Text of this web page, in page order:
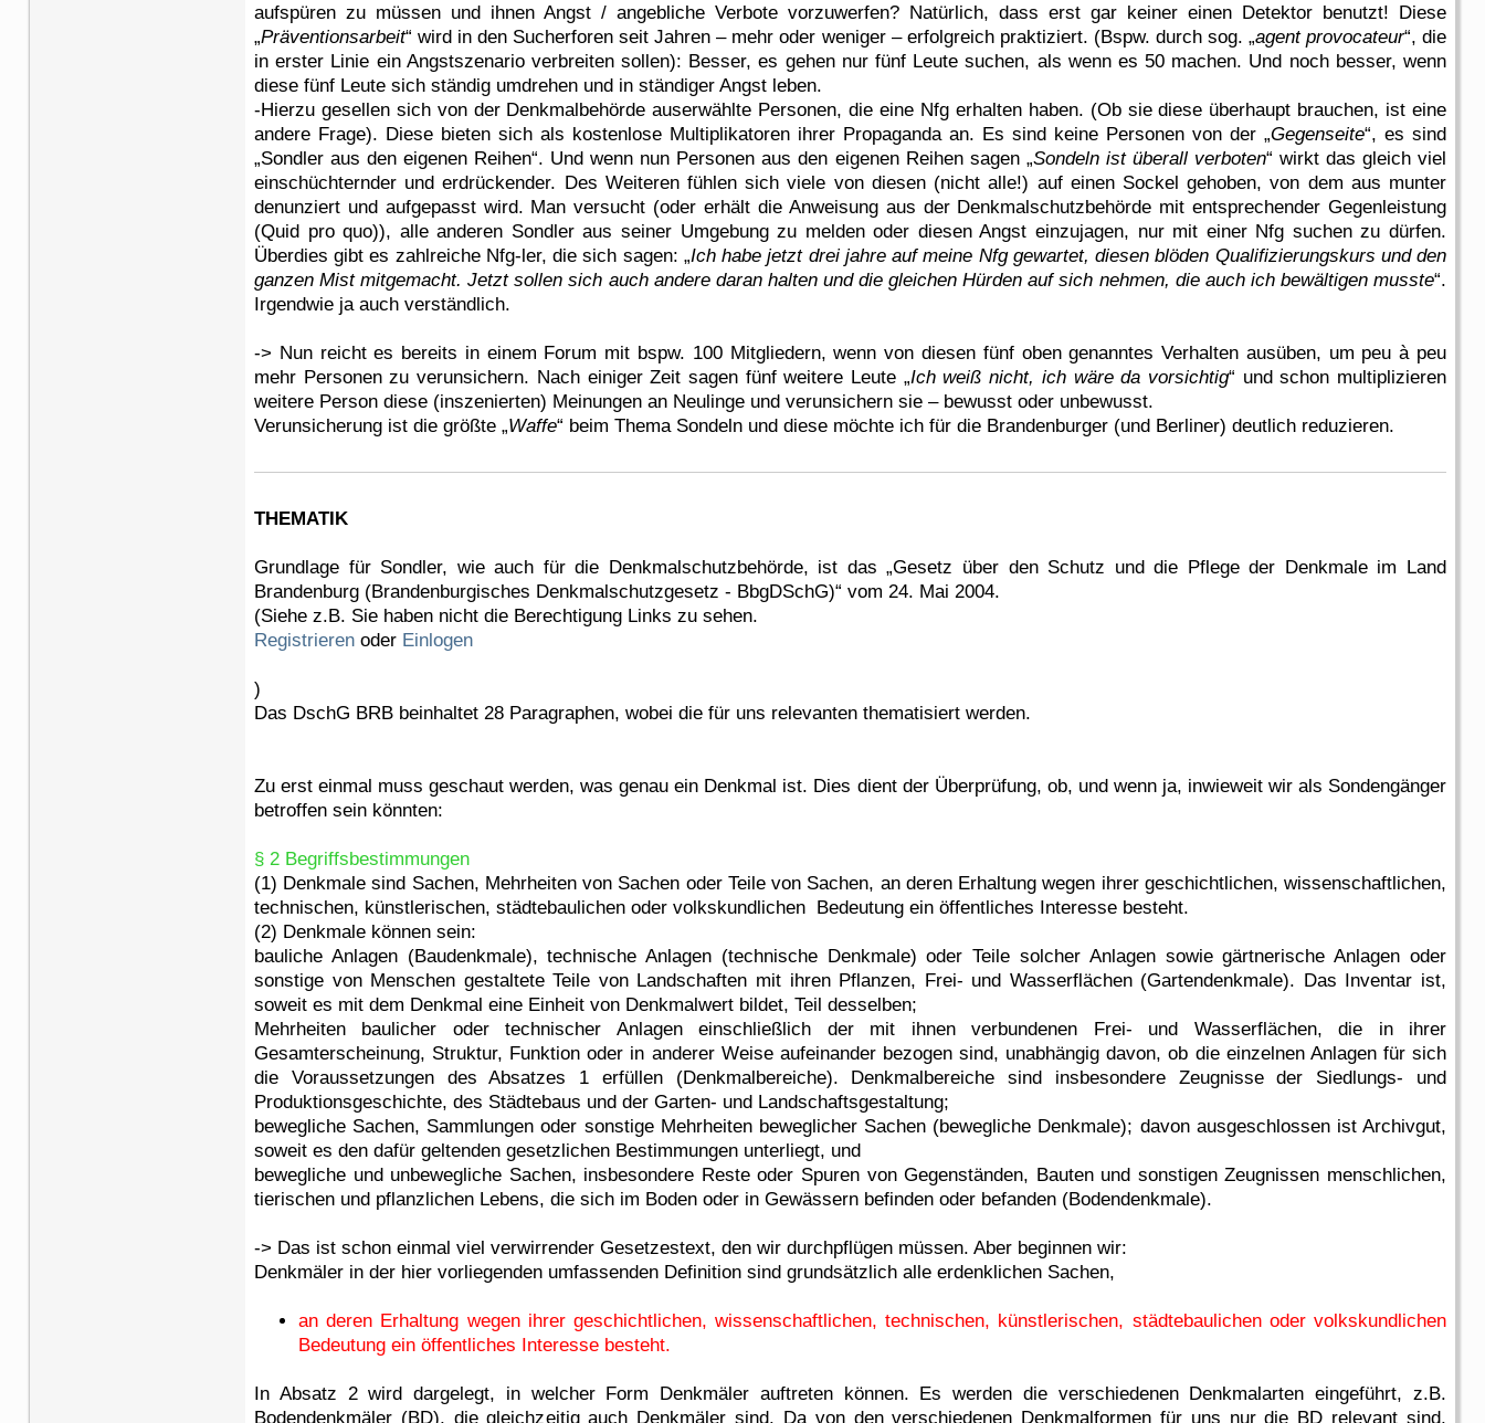
aufspüren zu müssen und ihnen Angst / angebliche Verbote vorzuwerfen? Natürlich, dass erst gar keiner einen Detektor benutzt! Diese
„Präventionsarbeit“ wird in den Sucherforen seit Jahren – mehr oder weniger – erfolgreich praktiziert. (Bspw. durch sog. „agent provocateur“, die
in erster Linie ein Angstszenario verbreiten sollen): Besser, es gehen nur fünf Leute suchen, als wenn es 50 machen. Und noch besser, wenn
diese fünf Leute sich ständig umdrehen und in ständiger Angst leben.
-Hierzu gesellen sich von der Denkmalbehörde auserwählte Personen, die eine Nfg erhalten haben. (Ob sie diese überhaupt brauchen, ist eine
andere Frage). Diese bieten sich als kostenlose Multiplikatoren ihrer Propaganda an. Es sind keine Personen von der „Gegenseite“, es sind
„Sondler aus den eigenen Reihen“. Und wenn nun Personen aus den eigenen Reihen sagen „Sondeln ist überall verboten“ wirkt das gleich viel
einschüchternder und erdrückender. Des Weiteren fühlen sich viele von diesen (nicht alle!) auf einen Sockel gehoben, von dem aus munter
denunziert und aufgepasst wird. Man versucht (oder erhält die Anweisung aus der Denkmalschutzbehörde mit entsprechender Gegenleistung
(Quid pro quo)), alle anderen Sondler aus seiner Umgebung zu melden oder diesen Angst einzujagen, nur mit einer Nfg suchen zu dürfen.
Überdies gibt es zahlreiche Nfg-ler, die sich sagen: „Ich habe jetzt drei jahre auf meine Nfg gewartet, diesen blöden Qualifizierungskurs und den
ganzen Mist mitgemacht. Jetzt sollen sich auch andere daran halten und die gleichen Hürden auf sich nehmen, die auch ich bewältigen musste“.
Irgendwie ja auch verständlich.
-> Nun reicht es bereits in einem Forum mit bspw. 100 Mitgliedern, wenn von diesen fünf oben genanntes Verhalten ausüben, um peu à peu
mehr Personen zu verunsichern. Nach einiger Zeit sagen fünf weitere Leute „Ich weiß nicht, ich wäre da vorsichtig“ und schon multiplizieren
weitere Person diese (inszenierten) Meinungen an Neulinge und verunsichern sie – bewusst oder unbewusst.
Verunsicherung ist die größte „Waffe“ beim Thema Sondeln und diese möchte ich für die Brandenburger (und Berliner) deutlich reduzieren.
THEMATIK
Grundlage für Sondler, wie auch für die Denkmalschutzbehörde, ist das „Gesetz über den Schutz und die Pflege der Denkmale im Land
Brandenburg (Brandenburgisches Denkmalschutzgesetz - BbgDSchG)“ vom 24. Mai 2004.
(Siehe z.B. Sie haben nicht die Berechtigung Links zu sehen.
Registrieren oder Einlogen
)
Das DschG BRB beinhaltet 28 Paragraphen, wobei die für uns relevanten thematisiert werden.
Zu erst einmal muss geschaut werden, was genau ein Denkmal ist. Dies dient der Überprüfung, ob, und wenn ja, inwieweit wir als Sondengänger
betroffen sein könnten:
§ 2 Begriffsbestimmungen
(1) Denkmale sind Sachen, Mehrheiten von Sachen oder Teile von Sachen, an deren Erhaltung wegen ihrer geschichtlichen, wissenschaftlichen,
technischen, künstlerischen, städtebaulichen oder volkskundlichen Bedeutung ein öffentliches Interesse besteht.
(2) Denkmale können sein:
bauliche Anlagen (Baudenkmale), technische Anlagen (technische Denkmale) oder Teile solcher Anlagen sowie gärtnerische Anlagen oder
sonstige von Menschen gestaltete Teile von Landschaften mit ihren Pflanzen, Frei- und Wasserflächen (Gartendenkmale). Das Inventar ist,
soweit es mit dem Denkmal eine Einheit von Denkmalwert bildet, Teil desselben;
Mehrheiten baulicher oder technischer Anlagen einschließlich der mit ihnen verbundenen Frei- und Wasserflächen, die in ihrer
Gesamterscheinung, Struktur, Funktion oder in anderer Weise aufeinander bezogen sind, unabhängig davon, ob die einzelnen Anlagen für sich
die Voraussetzungen des Absatzes 1 erfüllen (Denkmalbereiche). Denkmalbereiche sind insbesondere Zeugnisse der Siedlungs- und
Produktionsgeschichte, des Städtebaus und der Garten- und Landschaftsgestaltung;
bewegliche Sachen, Sammlungen oder sonstige Mehrheiten beweglicher Sachen (bewegliche Denkmale); davon ausgeschlossen ist Archivgut,
soweit es den dafür geltenden gesetzlichen Bestimmungen unterliegt, und
bewegliche und unbewegliche Sachen, insbesondere Reste oder Spuren von Gegenständen, Bauten und sonstigen Zeugnissen menschlichen,
tierischen und pflanzlichen Lebens, die sich im Boden oder in Gewässern befinden oder befanden (Bodendenkmale).
-> Das ist schon einmal viel verwirrender Gesetzestext, den wir durchpflügen müssen. Aber beginnen wir:
Denkmäler in der hier vorliegenden umfassenden Definition sind grundsätzlich alle erdenklichen Sachen,
an deren Erhaltung wegen ihrer geschichtlichen, wissenschaftlichen, technischen, künstlerischen, städtebaulichen oder volkskundlichen
Bedeutung ein öffentliches Interesse besteht.
In Absatz 2 wird dargelegt, in welcher Form Denkmäler auftreten können. Es werden die verschiedenen Denkmalarten eingeführt, z.B.
Bodendenkmäler (BD), die gleichzeitig auch Denkmäler sind. Da von den verschiedenen Denkmalformen für uns nur die BD relevant sind,